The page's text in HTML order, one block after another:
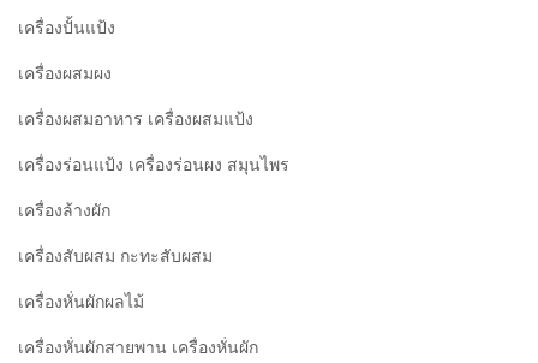
เครื่องปั้นแป้ง
เครื่องผสมผง
เครื่องผสมอาหาร เครื่องผสมแป้ง
เครื่องร่อนแป้ง เครื่องร่อนผง สมุนไพร
เครื่องล้างผัก
เครื่องสับผสม กะทะสับผสม
เครื่องหั่นผักผลไม้
เครื่องหั่นผักสายพาน เครื่องหั่นผัก